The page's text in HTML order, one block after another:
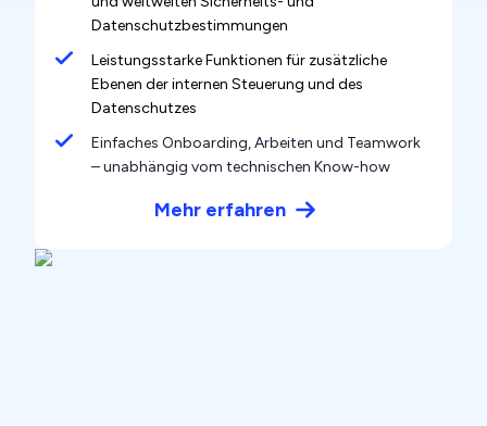
Datenschutzbestimmungen
Leistungsstarke Funktionen für zusätzliche
Ebenen der internen Steuerung und des
Datenschutzes
Einfaches Onboarding, Arbeiten und Teamwork
– unabhängig vom technischen Know-how
Mehr erfahren